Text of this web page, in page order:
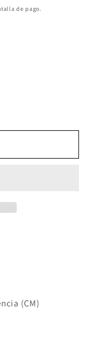
de pago.
(CM)